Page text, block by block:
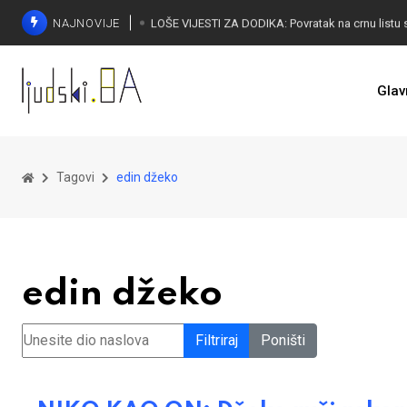
NAJNOVIJE
Tagovi edin džeko
edin džeko
Unesite dio naslova Filtriraj Poništi